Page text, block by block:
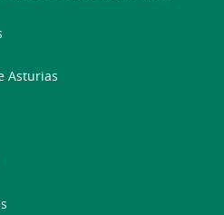
Asturias